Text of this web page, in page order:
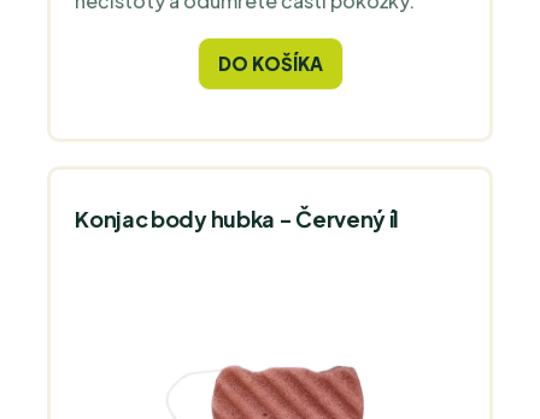
DO KOŠÍKA
Konjac body hubka - Červený íl